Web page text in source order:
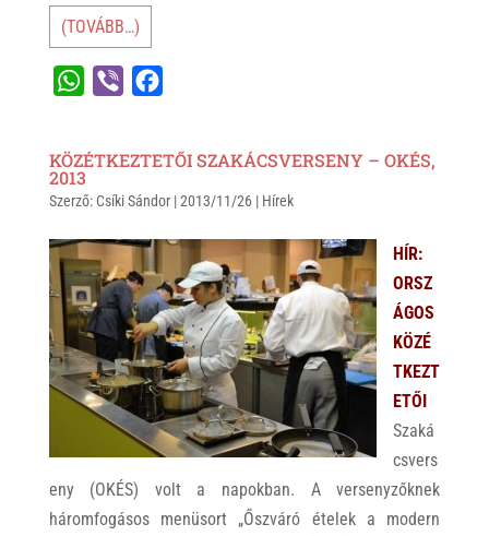
(TOVÁBB…)
t
s
p
p
e
r
e
b
k
KÖZÉTKEZTETŐI SZAKÁCSVERSENY – OKÉS,
2013
Szerző: Csíki Sándor|2013/11/26| Hírek
HÍR:
ORSZ
ÁGOS
KÖZÉ
TKEZT
ETŐI
Szaká
csvers
eny (OKÉS) volt a napokban. A versenyzőknek
háromfogásos menüsort „Őszváró ételek a modern